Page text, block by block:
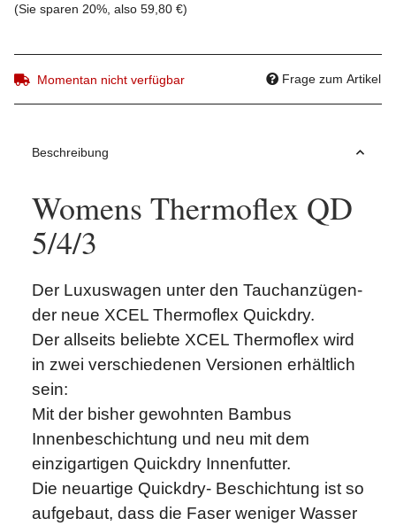
(Sie sparen 20% , also 59,80 €)
Momentan nicht verfügbar Frage zum Artikel
Beschreibung
Womens Thermoflex QD
5/4/3
Der Luxuswagen unter den Tauchanzügen-
der neue XCEL Thermoflex Quickdry.
Der allseits beliebte XCEL Thermoflex wird
in zwei verschiedenen Versionen erhältlich
sein:
Mit der bisher gewohnten Bambus
Innenbeschichtung und neu mit dem
einzigartigen Quickdry Innenfutter.
Die neuartige Quickdry- Beschichtung ist so
aufgebaut, dass die Faser weniger Wasser